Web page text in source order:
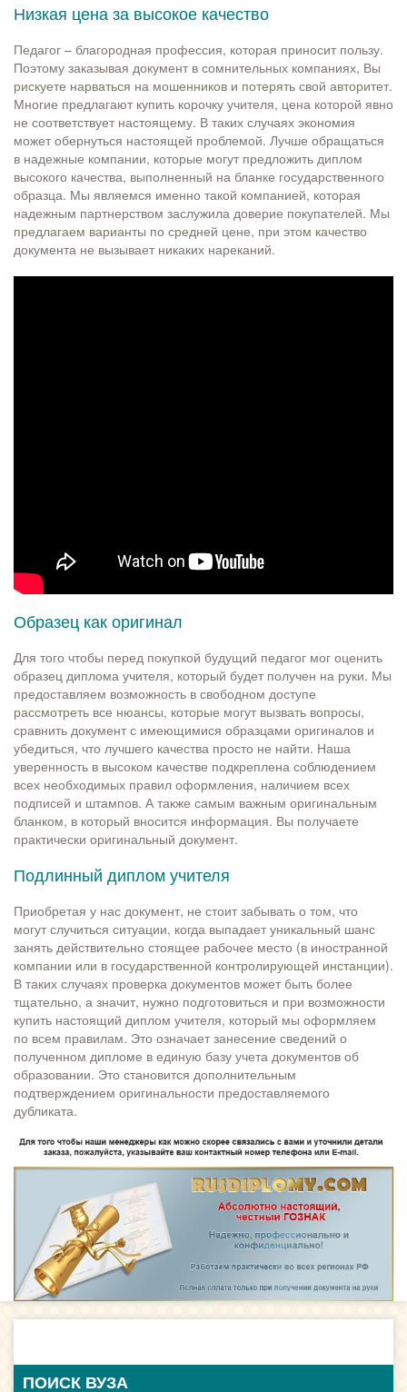
Низкая цена за высокое качество
Педагог – благородная профессия, которая приносит пользу.
Поэтому заказывая документ в сомнительных компаниях, Вы
рискуете нарваться на мошенников и потерять свой авторитет.
Многие предлагают купить корочку учителя, цена которой явно
не соответствует настоящему. В таких случаях экономия
может обернуться настоящей проблемой. Лучше обращаться
в надежные компании, которые могут предложить диплом
высокого качества, выполненный на бланке государственного
образца. Мы являемся именно такой компанией, которая
надежным партнерством заслужила доверие покупателей. Мы
предлагаем варианты по средней цене, при этом качество
документа не вызывает никаких нареканий.
Образец как оригинал
Для того чтобы перед покупкой будущий педагог мог оценить
образец диплома учителя, который будет получен на руки. Мы
предоставляем возможность в свободном доступе
рассмотреть все нюансы, которые могут вызвать вопросы,
сравнить документ с имеющимися образцами оригиналов и
убедиться, что лучшего качества просто не найти. Наша
уверенность в высоком качестве подкреплена соблюдением
всех необходимых правил оформления, наличием всех
подписей и штампов. А также самым важным оригинальным
бланком, в который вносится информация. Вы получаете
практически оригинальный документ.
Подлинный диплом учителя
Приобретая у нас документ, не стоит забывать о том, что
могут случиться ситуации, когда выпадает уникальный шанс
занять действительно стоящее рабочее место (в иностранной
компании или в государственной контролирующей инстанции).
В таких случаях проверка документов может быть более
тщательно, а значит, нужно подготовиться и при возможности
купить настоящий диплом учителя, который мы оформляем
по всем правилам. Это означает занесение сведений о
полученном дипломе в единую базу учета документов об
образовании. Это становится дополнительным
подтверждением оригинальности предоставляемого
дубликата.
ПОИСК ВУЗА